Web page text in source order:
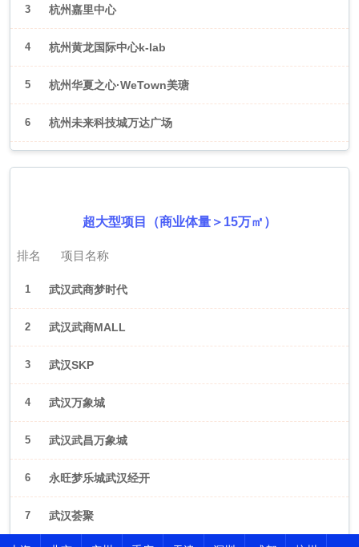
3 杭州嘉里中心
4 杭州黄龙国际中心k-lab
5 杭州华夏之心·WeTown美瑭
6 杭州未来科技城万达广场
超大型项目（商业体量＞15万㎡）
排名 项目名称
1 武汉武商梦时代
2 武汉武商MALL
3 武汉SKP
4 武汉万象城
5 武汉武昌万象城
6 永旺梦乐城武汉经开
7 武汉荟聚